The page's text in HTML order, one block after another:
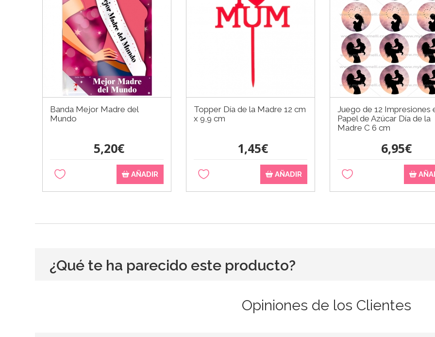
Banda Mejor Madre del
Mundo
5,20€
AÑADIR
Topper Día de la Madre 12 cm
x 9,9 cm
1,45€
AÑADIR
Juego de 12 Impresiones
Papel de Azúcar Día de la
Madre C 6 cm
6,95€
¿Qué te ha parecido este producto?
Opiniones de los Clientes